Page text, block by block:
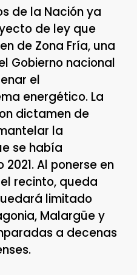
de la Nación ya
de ley que
de Zona Fría, una
Gobierno nacional
el
energético. La
dictamen de
la
se había
Al ponerse en
recinto, queda
limitado
Malargüe y
a decenas